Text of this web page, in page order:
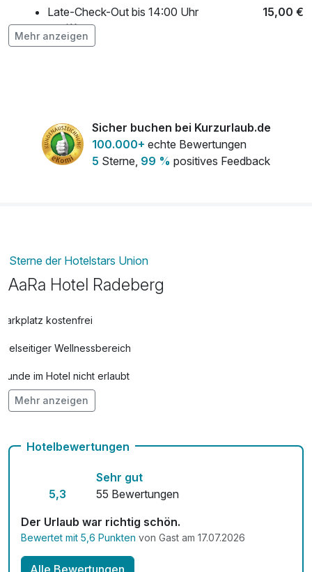
Late-Check-Out bis 14:00 Uhr 15,00 €
pro KA
Transfer vom / zum Bahnhof Radeberg
(Vorreservierung)
Mehr anzeigen
Sicher buchen bei Kurzurlaub.de
100.000+ echte Bewertungen
5 Sterne, 99 % positives Feedback
Sterne der Hotelstars Union
AaRa Hotel Radeberg
Parkplatz kostenfrei
Vielseitiger Wellnessbereich
Hunde im Hotel nicht erlaubt
Auch vegetarische Speisen
Mehr anzeigen
Hotelbewertungen
5,3
Sehr gut
55 Bewertungen
Der Urlaub war richtig schön.
Bewertet mit 5,6 Punkten von Gast am 17.07.2026
Alle Bewertungen